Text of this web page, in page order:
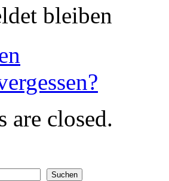
bleiben
are closed.
Suchen